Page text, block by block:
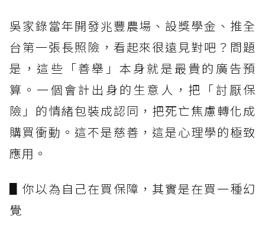
吳家錄當年開發兆豐農場、設獎學金、推全
台第一張長照險，看起來很遠見對吧？問題
是，這些「善舉」本身就是最貴的廣告預
算。一個會計出身的生意人，把「討厭保
險」的情緒包裝成認同，把死亡焦慮轉化成
購買衝動。這不是慈善，這是心理學的極致
應用。
▋你以為自己在買保障，其實是在買一種幻
覺